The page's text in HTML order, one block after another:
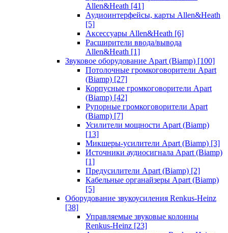
Allen&Heath [41]
Аудиоинтерфейсы, карты Allen&Heath
[5]
Аксессуары Allen&Heath [6]
Расширители ввода/вывода
Allen&Heath [1]
Звуковое оборудование Apart (Biamp) [100]
Потолочные громкоговорители Apart
(Biamp) [27]
Корпусные громкоговорители Apart
(Biamp) [42]
Рупорные громкоговорители Apart
(Biamp) [7]
Усилители мощности Apart (Biamp)
[13]
Микшеры-усилители Apart (Biamp) [3]
Источники аудиосигнала Apart (Biamp)
[1]
Предусилители Apart (Biamp) [2]
Кабельные органайзеры Apart (Biamp)
[5]
Оборудование звукоусиления Renkus-Heinz
[38]
Управляемые звуковые колонны
Renkus-Heinz [23]